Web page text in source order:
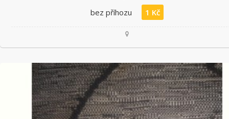
bez příhozu 1 Kč